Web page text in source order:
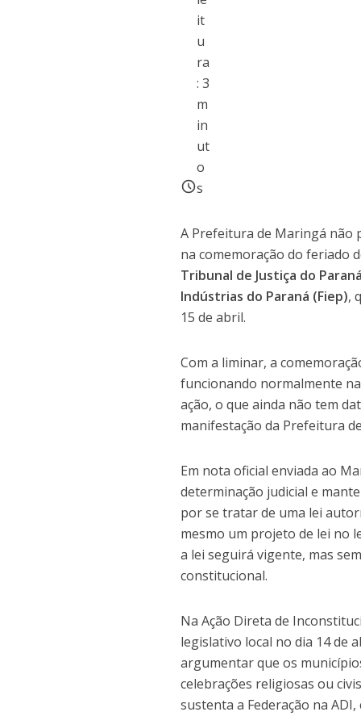
it
u
ra
:3
m
in
ut
o
s
A Prefeitura de Maringá não
na comemoração do feriado
Tribunal de Justiça do
Indústrias do Paraná (Fiep),
15 de abril.
Com a liminar, a
funcionando normalmente
ação, o que ainda não tem
manifestação da Prefeitura
Em nota oficial enviada ao
determinação judicial e
por se tratar de uma lei
mesmo um projeto de lei no
a lei seguirá vigente, mas
constitucional.
Na Ação Direta de
legislativo local no dia 14 de
argumentar que os
celebrações religiosas ou
sustenta a Federação na